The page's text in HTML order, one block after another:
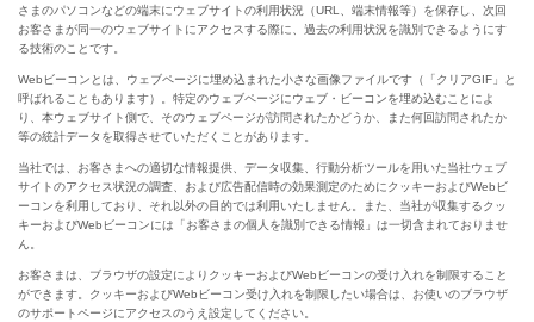
さまのパソコンなどの端末にウェブサイトの利用状況（URL、端末情報等）を保存し、次回
お客さまが同一のウェブサイトにアクセスする際に、過去の利用状況を識別できるようにす
る技術のことです。
Webビーコンとは、ウェブページに埋め込まれた小さな画像ファイルです（「クリアGIF」と
呼ばれることもあります）。特定のウェブページにウェブ・ビーコンを埋め込むことによ
り、本ウェブサイト側で、そのウェブページが訪問されたかどうか、また何回訪問されたか
等の統計データを取得させていただくことがあります。
当社では、お客さまへの適切な情報提供、データ収集、行動分析ツールを用いた当社ウェブ
サイトのアクセス状況の調査、および広告配信時の効果測定のためにクッキーおよびWebビ
ーコンを利用しており、それ以外の目的では利用いたしません。また、当社が収集するクッ
キーおよびWebビーコンには「お客さまの個人を識別できる情報」は一切含まれておりませ
ん。
お客さまは、ブラウザの設定によりクッキーおよびWebビーコンの受け入れを制限すること
ができます。クッキーおよびWebビーコン受け入れを制限したい場合は、お使いのブラウザ
のサポートページにアクセスのうえ設定してください。